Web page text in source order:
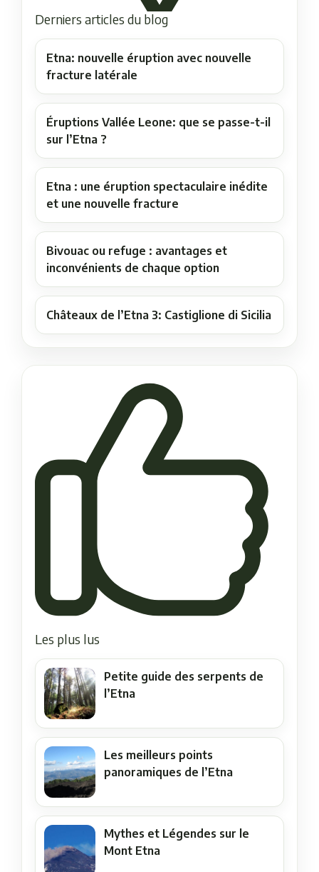
Derniers articles du blog
Etna: nouvelle éruption avec nouvelle
fracture latérale
Éruptions Vallée Leone: que se passe-t-il
sur l’Etna ?
Etna : une éruption spectaculaire inédite
et une nouvelle fracture
Bivouac ou refuge : avantages et
inconvénients de chaque option
Châteaux de l’Etna 3: Castiglione di Sicilia
Les plus lus
Petite guide des serpents de
l’Etna
Les meilleurs points
panoramiques de l’Etna
Mythes et Légendes sur le
Mont Etna